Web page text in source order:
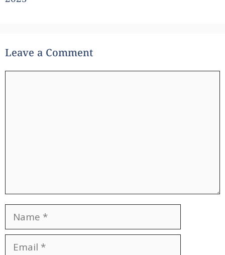
Leave a Comment
Name
Email